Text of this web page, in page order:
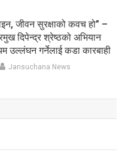
जीवन सुरक्षाको कवच हो” –
दिपेन्द्र श्रेष्ठको अभियान
उल्लंघन गर्नेलाई कडा कारबाही
Jansuchana News